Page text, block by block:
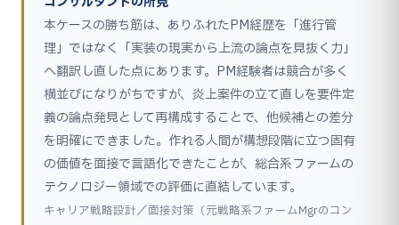
本ケースの勝ち筋は、ありふれたPM経歴を「進行管
理」ではなく「実装の現実から上流の論点を見抜く力」
へ翻訳し直した点にあります。PM経験者は競合が多く
横並びになりがちですが、炎上案件の立て直しを要件定
義の論点発見として再構成することで、他候補との差分
を明確にできました。作れる人間が構想段階に立つ固有
の価値を面接で言語化できたことが、総合系ファームの
テクノロジー領域での評価に直結しています。
キャリア戦略設計／面接対策（元戦略系ファームMgrのコン